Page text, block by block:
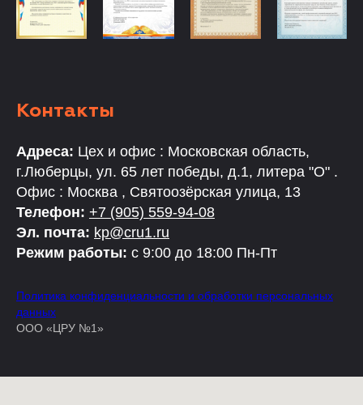
Контакты
Адреса: Цех и офис : Московская область,
г.Люберцы, ул. 65 лет победы, д.1, литера "О" .
Офис : Москва , Святоозёрская улица, 13
Телефон: +7 (905) 559-94-08
Эл. почта: kp@cru1.ru
Режим работы: с 9:00 до 18:00 Пн-Пт
Политика конфиденциальности и обработки персональных
данных
ООО «ЦРУ №1»